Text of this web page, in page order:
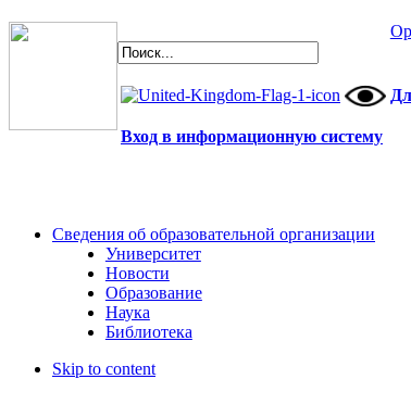
Вход в информационную систему
Сведения об образовательной организации
Университет
Новости
Образование
Наука
Библиотека
Skip to content